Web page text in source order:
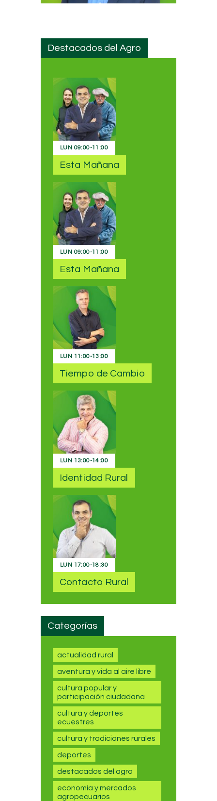
Destacados del Agro
LUN 09:00-11:00
Esta Mañana
LUN 09:00-11:00
Esta Mañana
LUN 11:00-13:00
Tiempo de Cambio
LUN 13:00-14:00
Identidad Rural
LUN 17:00-18:30
Contacto Rural
Categorías
actualidad rural
aventura y vida al aire libre
cultura popular y
participación ciudadana
cultura y deportes
ecuestres
cultura y tradiciones rurales
deportes
destacados del agro
economía y mercados
agropecuarios